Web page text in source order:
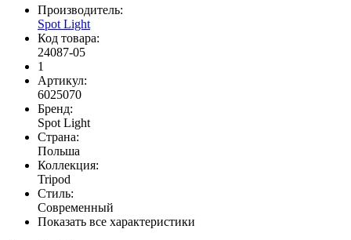
Производитель:
Spot Light
Код товара:
24087-05
1
Артикул:
6025070
Бренд:
Spot Light
Страна:
Польша
Коллекция:
Tripod
Стиль:
Современный
Показать все характеристики